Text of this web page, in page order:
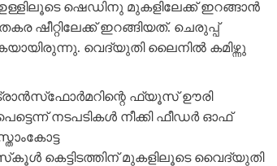
ഉള്ളിലൂടെ ഷെഡിനു മുകളിലേക്ക് ഇറങ്ങാന്‍
ഷീറ്റിലേക്ക് ഇറങ്ങിയത്. ചെരുപ്പ്
വെദ്യുതി ലൈനില്‍ കമിഴ്ന്നു
ഫ്യൂസ് ഊരി
നടപടികള്‍ നീക്കി ഫീഡര്‍ ഓഫ്
സ്‌കൂള്‍ കെട്ടിടത്തിന് മുകളിലൂടെ വൈദ്യുതി